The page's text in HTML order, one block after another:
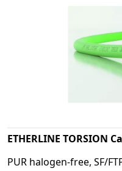
ETHERLINE TORSION
PUR halogen-free, SF/